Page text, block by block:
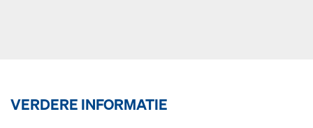
VERDERE INFORMATIE